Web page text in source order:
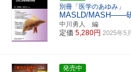
別冊「医学のあゆみ」
MASLD/MASH――
中川勇人 編
定価 5,280円 2025年5
発売中